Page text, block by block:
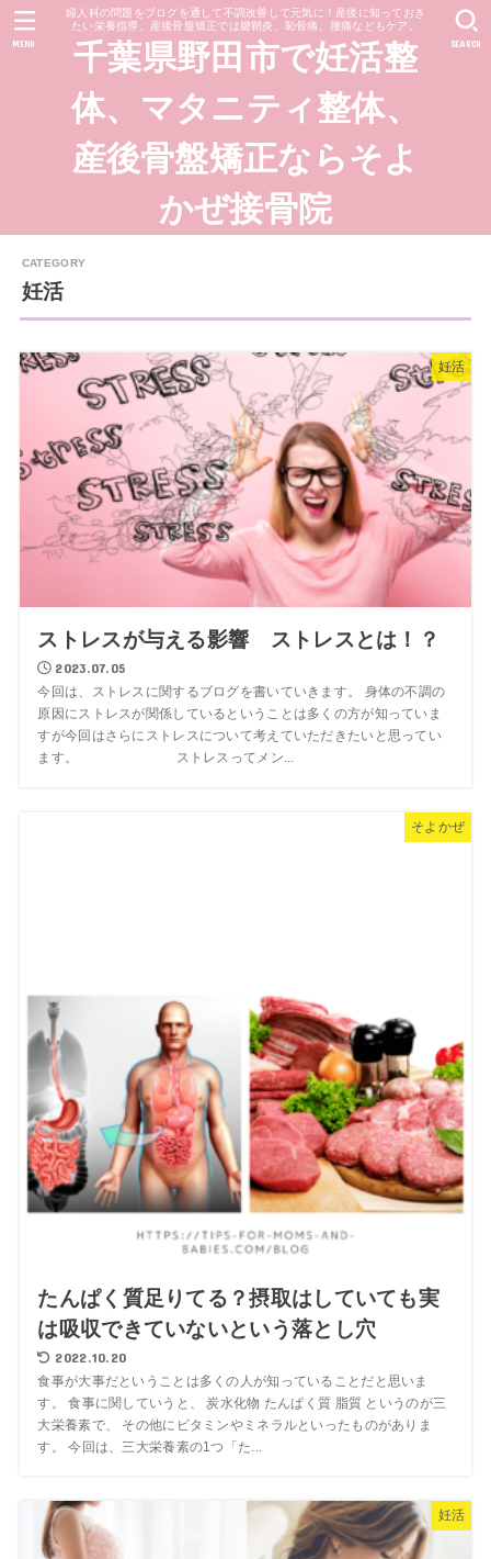
婦人科の問題をブログを通して不調改善して元気に！産後に知っておき
たい栄養指導、産後骨盤矯正では腱鞘炎、恥骨痛、腰痛などもケア。
千葉県野田市で妊活整
体、マタニティ整体、
産後骨盤矯正ならそよ
かぜ接骨院
SEARCH
MENU
妊活
妊活
ストレスが与える影響 ストレスとは！？
2023.07.05
今回は、ストレスに関するブログを書いていきます。 身体の不調の
原因にストレスが関係しているということは多くの方が知っていま
すが今回はさらにストレスについて考えていただきたいと思ってい
ます。 ストレスってメン...
そよかぜ
たんぱく質足りてる？摂取はしていても実
は吸収できていないという落とし穴
2022.10.20
食事が大事だということは多くの人が知っていることだと思いま
す。 食事に関していうと、 炭水化物 たんぱく質 脂質 というのが三
大栄養素で、 その他にビタミンやミネラルといったものがありま
す。 今回は、三大栄養素の1つ「た...
妊活